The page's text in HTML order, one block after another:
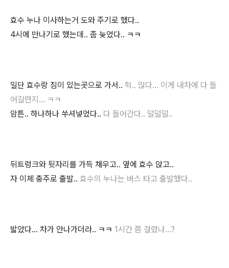
효수 누나 이사하는거 도와 주기로 했다..
4시에 만나기로 했는데.. 좀 늦었다.. ㅋㅋ
일단 효수랑 짐이 있는곳으로 가서.. 헉.. 많다... 이게 내차에 다 들
어갈련지... ㅋㅋ
암튼.. 하나하나 쑤셔넣었다.. 다 들어간다.. 덜덜덜..
뒤트렁크와 뒷자리를 가득 채우고.. 옆에 효수 앉고..
자 이제 충주로 출발.. 효수의 누나는 버스 타고 출발했다..
밟았다... 차가 안나가더라.. ㅋㅋ 1시간 쯤 걸렸나...?